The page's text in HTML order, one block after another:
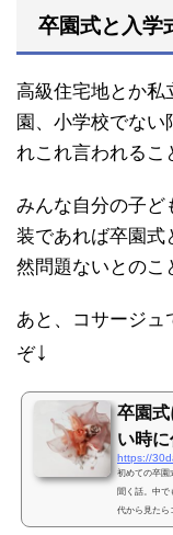
卒園式と入学
高級住宅地とか私
園、小学校でな
れこれ言われるこ
みんな自分の子ど
装であれば卒園式
然問題ないとのこ
あと、コサージュ
ぞ↓
卒園
い時
https://
初めての卒園
聞く話。中で
代から見たら
まずい･･･と